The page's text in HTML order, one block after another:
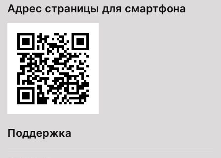
Адрес страницы для смартфона
Поддержка